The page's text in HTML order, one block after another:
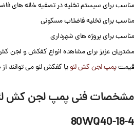
مناسب برای سیستم تخلیه در تصفیه خانه های
مناسب برای تخلیه فاضلاب مسکونی
مناسب برای پروژه های شهرداری
مشتریان عزیز برای مشاهده انواع کفکش و لجن
قیمتپمپ لجن کش لئویا کفکش لئو می توانند
80WQ40-18-4